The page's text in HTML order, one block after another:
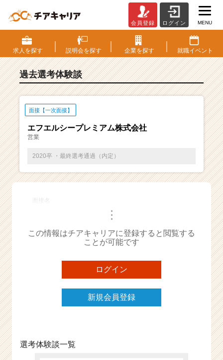
S・
選
考
験
ベ
チ
ー・
成
ら
ス
ト
が
届
く
会員登録 ログイン MENU
求人を探す 説明会を探す 企業を探す 就職イベント
過去選考体験談
面接【一次面接】
エフエルシープレミアム株式会社
営業
2020卒 ・最終選考通過（内定）
面接名
・・・
この情報はチアキャリアに登録すると閲覧する
ことが可能です
ログイン
新規会員登録
選考体験談一覧